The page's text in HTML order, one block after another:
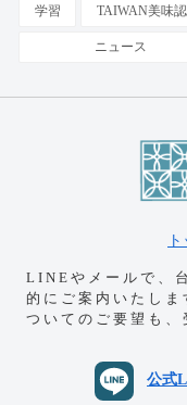
学習 TAIWAN美味
ニュース
LINEやメールで、
的にご案内いたしま
ついてのご要望も、
公式